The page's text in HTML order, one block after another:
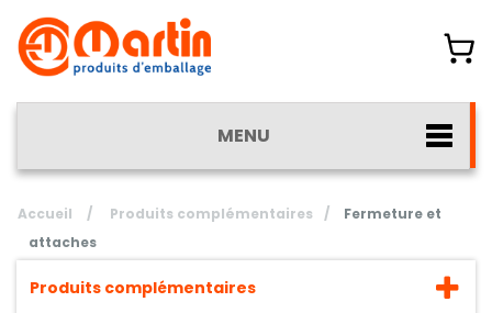
MENU
Accueil / Produits complémentaires /
Fermeture et
attaches
Produits complémentaires